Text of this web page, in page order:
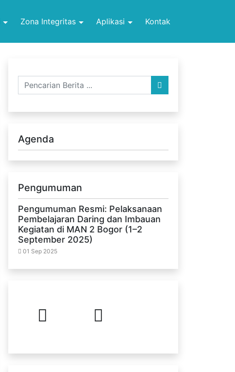
Zona Integritas Aplikasi Kontak
Agenda
Pengumuman
Pengumuman Resmi: Pelaksanaan
Pembelajaran Daring dan Imbauan
Kegiatan di MAN 2 Bogor (1–2
September 2025)
01 Sep 2025